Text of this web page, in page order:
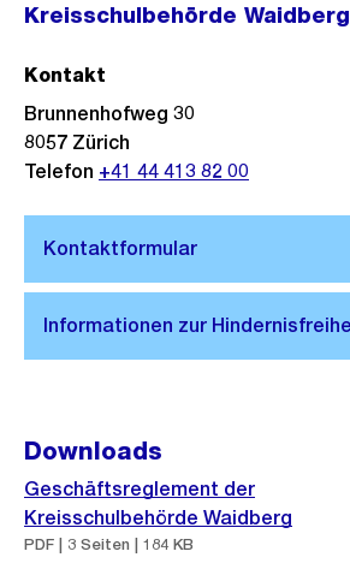
Kreisschulbehörde Waidberg
Kontakt
Brunnenhofweg 30
8057 Zürich
Telefon +41 44 413 82 00
Downloads
Geschäftsreglement der
Kreisschulbehörde Waidberg
PDF | 3 Seiten | 184 KB